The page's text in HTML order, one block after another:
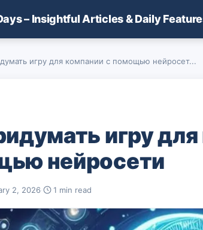
– Insightful Articles & Daily
игру для компании с помощью нейросет...
игру
нейросети
2, 2026 1 min read